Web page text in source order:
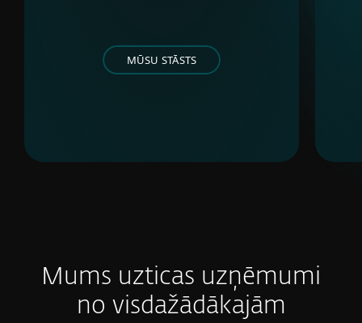
MŪSU STĀSTS
Mums uzticas uzņēmumi
no visdažādākajām